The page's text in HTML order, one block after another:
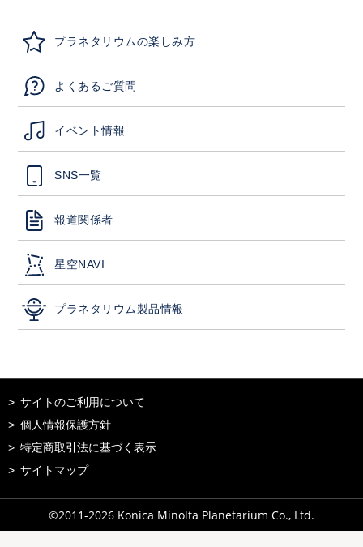
プラネタリウムの楽しみ方
よくあるご質問
イベント情報
SNS一覧
報道関係者
星空NAVI
プラネタリウム製品情報
サイトのご利用について
個人情報保護方針
特定商取引法に基づく表示
サイトマップ
©2011-2026 Konica Minolta Planetarium Co., Ltd.